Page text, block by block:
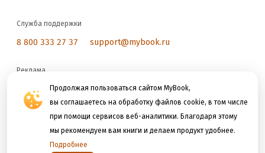
Продолжая пользоваться сайтом MyBook,
вы соглашаетесь на обработку файлов cookie, в том числе
при помощи сервисов веб-аналитики. Благодаря этому
мы рекомендуем вам книги и делаем продукт удобнее.
Подробнее
Служба поддержки
8 800 333 27 37 support@mybook.ru
Реклама
reklama@litres.ru
Мы принимаем к оплате